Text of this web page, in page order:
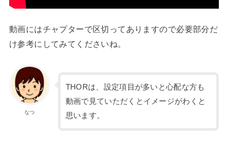
動画にはチャプターで区切ってありますので必要部分だ
け参考にしてみてくださいね。
なつ
THORは、設定項目が多いと心配な方も
動画で見ていただくとイメージがわくと
思います。